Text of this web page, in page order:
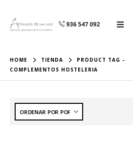
936 547 092
HOME TIENDA
PRODUCT TAG -
COMPLEMENTOS HOSTELERIA